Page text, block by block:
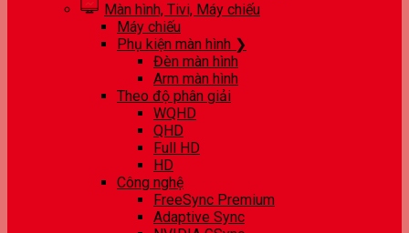
Màn hình, Tivi, Máy chiếu
Máy chiếu
Phụ kiện màn hình ❯
Đèn màn hình
Arm màn hình
Theo độ phân giải
WQHD
QHD
Full HD
HD
Công nghệ
FreeSync Premium
Adaptive Sync